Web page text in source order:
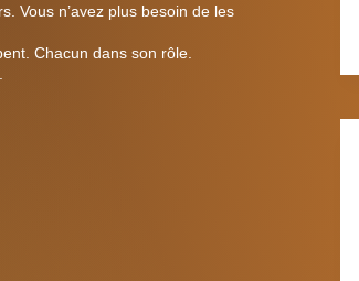
Vous n’avez plus besoin de les
Chacun dans son rôle